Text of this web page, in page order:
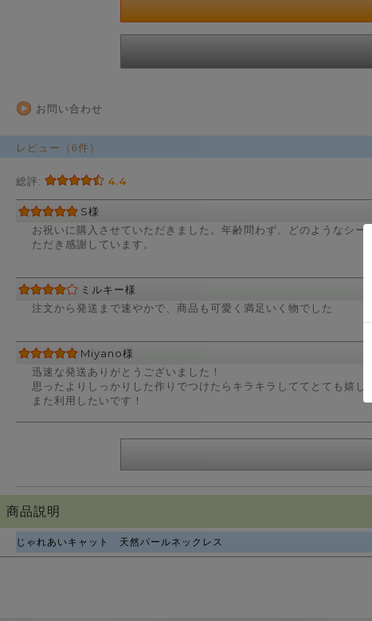
お問い合わせ
レビュー（6件）
総評: 4.4
S様
お祝いに購入させていただきました。年齢問わず、どのようなシ
ただき感謝しています。
ミルキー様
注文から発送まで速やかで、商品も可愛く満足いく物でした
Miyano様
迅速な発送ありがとうございました！
思ったよりしっかりした作りでつけたらキラキラしててとても嬉し
また利用したいです！
商品説明
じゃれあいキャット 天然パールネックレス